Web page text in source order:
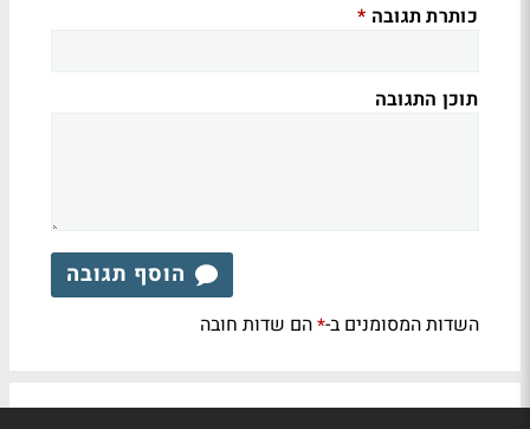
כותרת תגובה *
תוכן התגובה
הוסף תגובה
השדות המסומנים ב-*הם שדות חובה